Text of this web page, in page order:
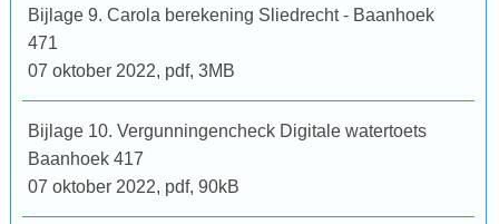
Bijlage 9. Carola berekening Sliedrecht - Baanhoek
471
07 oktober 2022, pdf, 3MB
Bijlage 10. Vergunningencheck Digitale watertoets
Baanhoek 417
07 oktober 2022, pdf, 90kB